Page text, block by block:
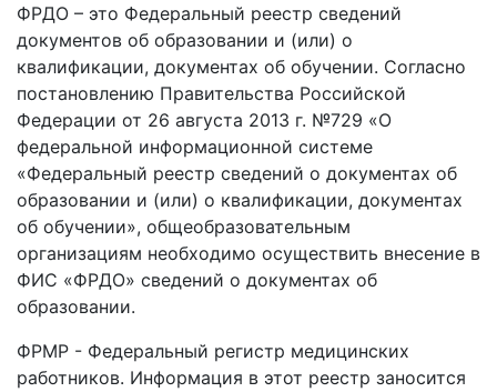
ФРДО – это Федеральный реестр сведений
документов об образовании и (или) о
квалификации, документах об обучении. Согласно
постановлению Правительства Российской
Федерации от 26 августа 2013 г. №729 «О
федеральной информационной системе
«Федеральный реестр сведений о документах об
образовании и (или) о квалификации, документах
об обучении», общеобразовательным
организациям необходимо осуществить внесение в
ФИС «ФРДО» сведений о документах об
образовании.
ФРМР - Федеральный регистр медицинских
работников. Информация в этот реестр заносится